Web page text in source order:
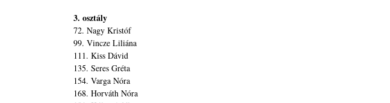
3. osztály
72. Nagy Kristóf
99. Vincze Liliána
111. Kiss Dávid
135. Seres Gréta
154. Varga Nóra
168. Horváth Nóra